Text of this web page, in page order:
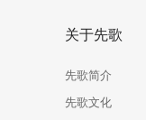
关于先歌
先歌简介
先歌文化